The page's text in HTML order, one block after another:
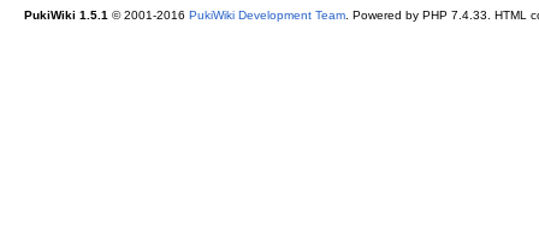
PukiWiki 1.5.1 © 2001-2016 PukiWiki Development Team. Powered by PHP 7.4.33. HTML